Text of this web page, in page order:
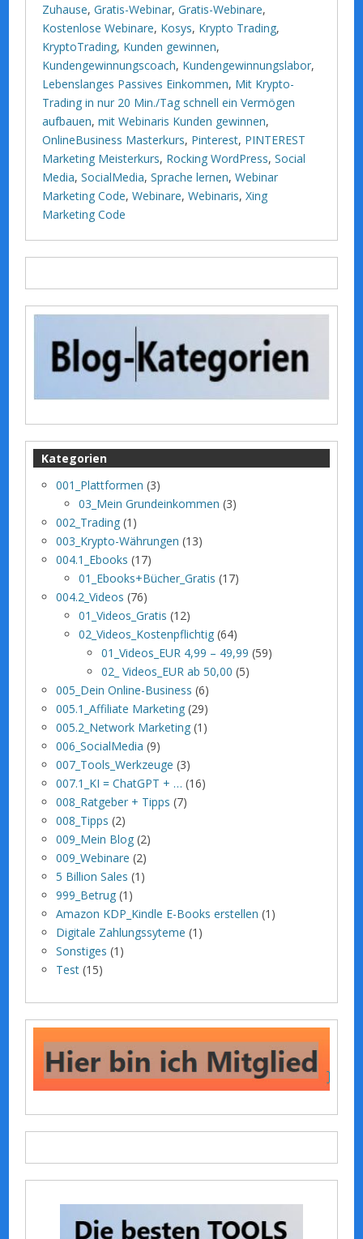
Zuhause,Gratis-Webinar,Gratis-Webinare,
Kostenlose Webinare, Kosys, Krypto Trading,
KryptoTrading, Kunden gewinnen,
Kundengewinnungscoach, Kundengewinnungslabor,
Lebenslanges Passives Einkommen, Mit Krypto-
Trading in nur 20 Min./Tag schnell ein Vermögen
aufbauen,mit Webinaris Kunden gewinnen,
OnlineBusiness Masterkurs, Pinterest, PINTEREST
Marketing Meisterkurs, Rocking WordPress,Social
Media,SocialMedia,Sprache lernen,Webinar
Marketing Code,Webinare,Webinaris,Xing
Marketing Code
Kategorien
001_Plattformen (3)
03_Mein Grundeinkommen (3)
002_Trading (1)
003_Krypto-Währungen (13)
004.1_Ebooks (17)
01_Ebooks+Bücher_Gratis (17)
004.2_Videos (76)
01_Videos_Gratis (12)
02_Videos_Kostenpflichtig (64)
01_Videos_EUR 4,99 – 49,99 (59)
02_ Videos_EUR ab 50,00 (5)
005_Dein Online-Business (6)
005.1_Affiliate Marketing (29)
005.2_Network Marketing (1)
006_SocialMedia (9)
007_Tools_Werkzeuge (3)
007.1_KI = ChatGPT + … (16)
008_Ratgeber + Tipps (7)
008_Tipps (2)
009_Mein Blog (2)
009_Webinare (2)
5 Billion Sales (1)
999_Betrug (1)
Amazon KDP_Kindle E-Books erstellen (1)
Digitale Zahlungssyteme (1)
Sonstiges (1)
Test (15)